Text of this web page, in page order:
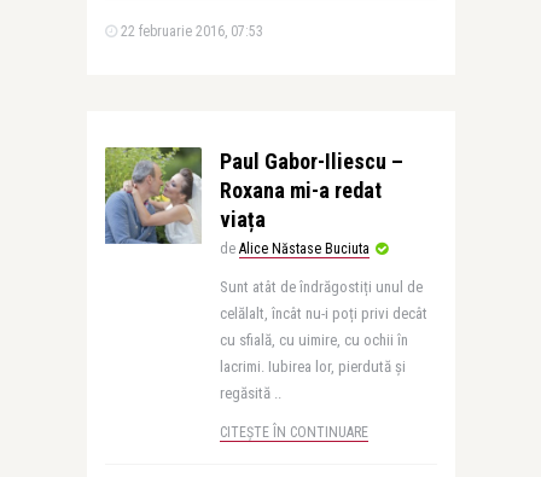
22 februarie 2016, 07:53
Paul Gabor-Iliescu –
Roxana mi-a redat
viața
de Alice Năstase Buciuta
Sunt atât de îndrăgostiți unul de
celălalt, încât nu-i poți privi decât
cu sfială, cu uimire, cu ochii în
lacrimi. Iubirea lor, pierdută și
regăsită ..
CITEȘTE ÎN CONTINUARE